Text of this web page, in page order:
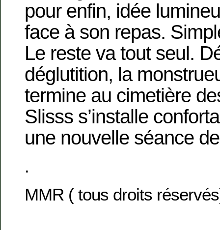
pour enfin, idée
face à son repas.
Le reste va tout seul.
déglutition, la
termine au cimetière
Slisss s’installe
une nouvelle séance
.
MMR ( tous droits